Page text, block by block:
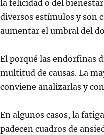
la felicidad o del
diversos estímulos y son
aumentar el umbral del
El porqué las endorfinas
multitud de causas. La
conviene analizarlas y
En algunos casos, la
padecen cuadros de